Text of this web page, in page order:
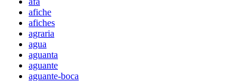
afiche
afiches
agraria
agua
aguanta
aguante
aguante-boca